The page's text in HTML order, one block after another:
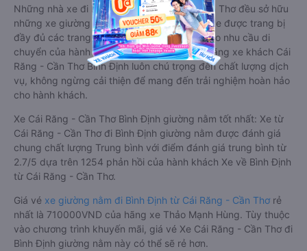
Những nhà xe đi Bình Định từ Cái Răng - Cần Thơ đều sở hữu
những xe giường nằm chất lượng cao. Trên xe được trang bị
đầy đủ các trang thiết bị hiện đại phục vụ cho nhu cầu di
chuyển của hành khách. Bên cạnh đó, các hãng xe khách Cái
Răng - Cần Thơ Bình Định luôn chú trọng đến chất lượng dịch
vụ, không ngừng cải thiện để mang đến trải nghiệm hoàn hảo
cho hành khách.
Xe Cái Răng - Cần Thơ Bình Định giường nằm tốt nhất: Xe từ
Cái Răng - Cần Thơ đi Bình Định giường nằm được đánh giá
chung chất lượng Trung bình với điểm đánh giá trung bình từ
2.7/5 dựa trên 1254 phản hồi của hành khách Xe về Bình Định
từ Cái Răng - Cần Thơ.
Giá vé xe giường nằm đi Bình Định từ Cái Răng - Cần Thơ rẻ
nhất là 710000VND của hãng xe Thảo Mạnh Hùng. Tùy thuộc
vào chương trình khuyến mãi, giá vé Xe Cái Răng - Cần Thơ đi
Bình Định giường nằm này có thể sẽ rẻ hơn.